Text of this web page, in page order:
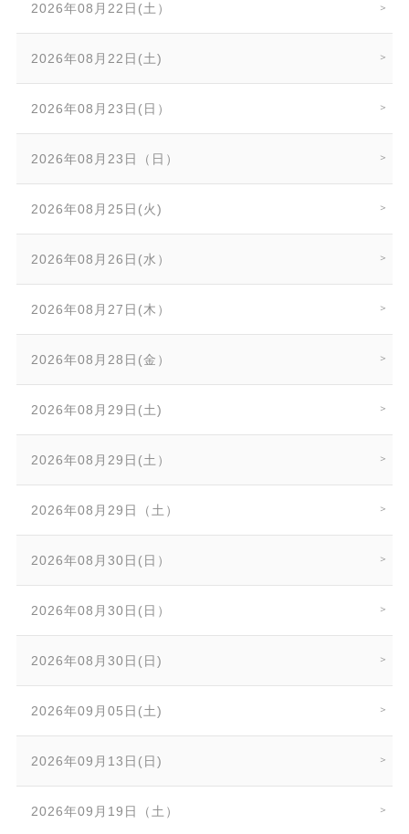
2026年08月22日(土）
2026年08月22日(土)
2026年08月23日(日）
2026年08月23日（日）
2026年08月25日(火)
2026年08月26日(水）
2026年08月27日(木）
2026年08月28日(金）
2026年08月29日(土)
2026年08月29日(土）
2026年08月29日（土）
2026年08月30日(日）
2026年08月30日(日）
2026年08月30日(日)
2026年09月05日(土)
2026年09月13日(日)
2026年09月19日（土）